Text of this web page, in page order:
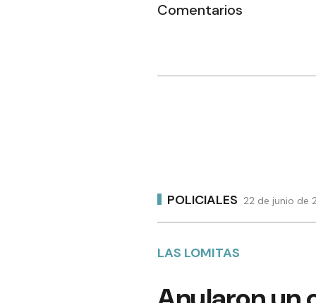
Comentarios
POLICIALES 22 de junio de
LAS LOMITAS